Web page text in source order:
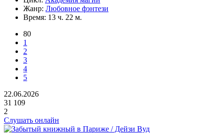
Жанр: Любовное фэнтези
Время: 13 ч. 22 м.
80
1
2
3
4
5
22.06.2026
31 109
2
Слушать онлайн